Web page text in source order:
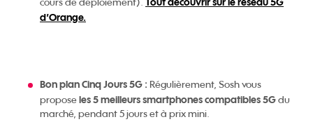
cours de déploiement).
d’Orange.
Bon plan Cinq Jours 5G : Régulièrement, Sosh vous
propose les 5 meilleurs smartphones compatibles 5G du
marché, pendant 5 jours et à prix mini.